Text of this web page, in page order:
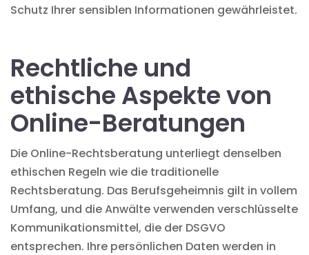
Schutz Ihrer sensiblen Informationen gewährleistet.
Rechtliche und
ethische Aspekte von
Online-Beratungen
Die Online-Rechtsberatung unterliegt denselben
ethischen Regeln wie die traditionelle
Rechtsberatung. Das Berufsgeheimnis gilt in vollem
Umfang, und die Anwälte verwenden verschlüsselte
Kommunikationsmittel, die der DSGVO
entsprechen. Ihre persönlichen Daten werden in